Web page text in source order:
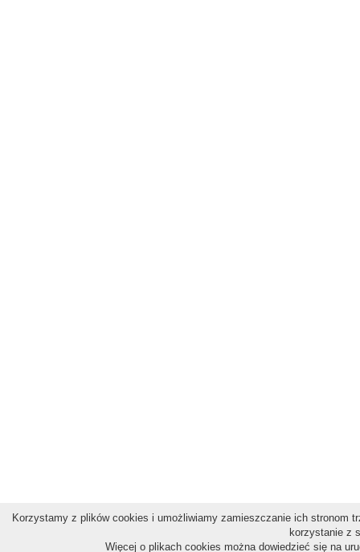
Korzystamy z plików cookies i umożliwiamy zamieszczanie ich stronom
korzystanie z
Więcej o plikach cookies można dowiedzieć się na